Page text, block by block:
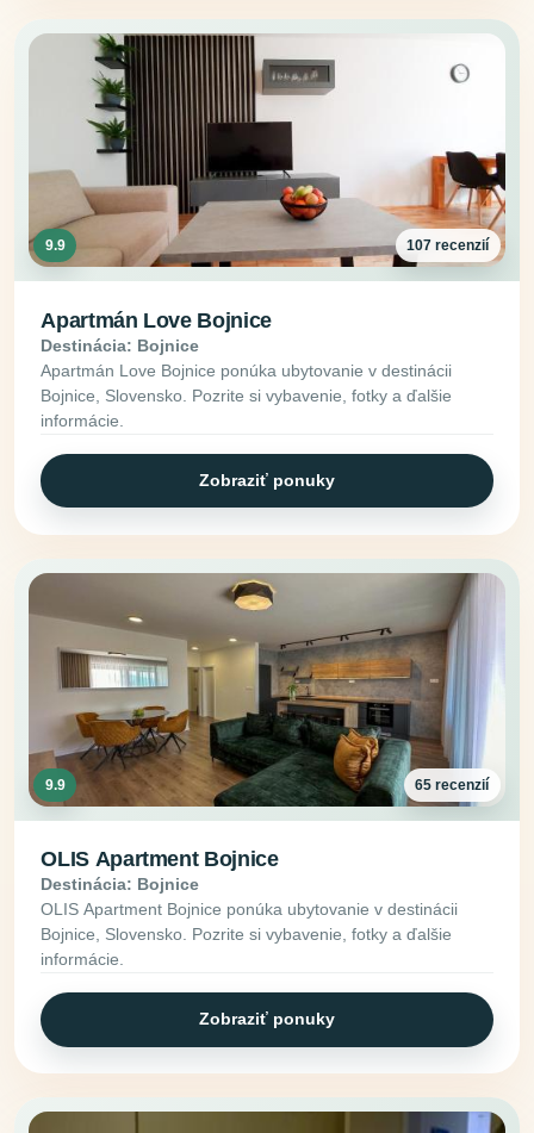
9.9 107 recenzií
Apartmán Love Bojnice
Destinácia: Bojnice
Apartmán Love Bojnice ponúka ubytovanie v destinácii
Bojnice, Slovensko. Pozrite si vybavenie, fotky a ďalšie
informácie.
Zobraziť ponuky
9.9 65 recenzií
OLIS Apartment Bojnice
Destinácia: Bojnice
OLIS Apartment Bojnice ponúka ubytovanie v destinácii
Bojnice, Slovensko. Pozrite si vybavenie, fotky a ďalšie
informácie.
Zobraziť ponuky